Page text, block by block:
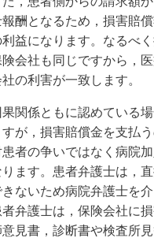
酬となるため，損害賠
益になります。なるべ
会社も同じですから，
の利害が一致します。
関係ともに認めている
が，損害賠償金を支払
者の争いではなく病院
ます。患者弁護士は，
ないため病院弁護士を
弁護士は，保険会社に
見書，診断書や検査所